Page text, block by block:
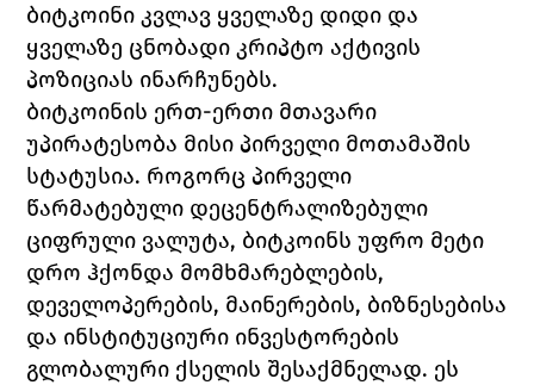
ბიტკოინი კვლავ ყველაზე დიდი და
ყველაზე ცნობადი კრიპტო აქტივის
პოზიციას ინარჩუნებს.
ბიტკოინის ერთ-ერთი მთავარი
უპირატესობა მისი პირველი მოთამაშის
სტატუსია. როგორც პირველი
წარმატებული დეცენტრალიზებული
ციფრული ვალუტა, ბიტკოინს უფრო მეტი
დრო ჰქონდა მომხმარებლების,
დეველოპერების, მაინერების, ბიზნესებისა
და ინსტიტუციური ინვესტორების
გლობალური ქსელის შესაქმნელად. ეს